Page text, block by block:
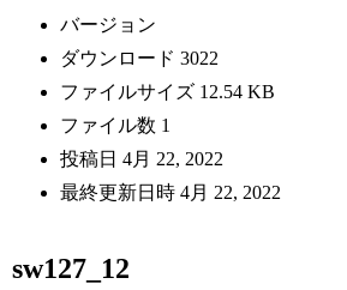
バージョン
ダウンロード3022
ファイルサイズ 12.54 KB
ファイル数 1
投稿日4月 22, 2022
最終更新日時4月 22, 2022
sw127_12